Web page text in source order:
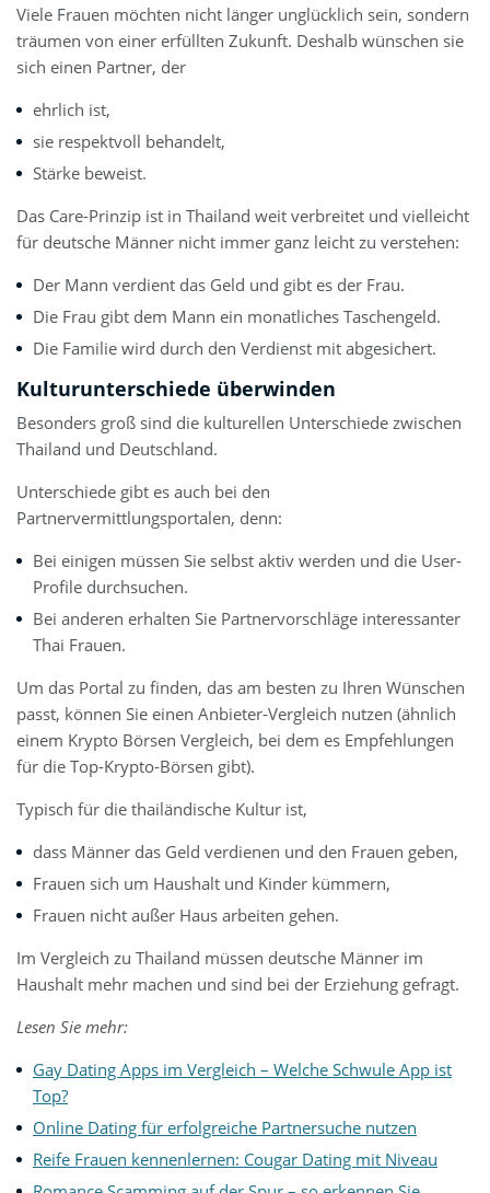
Viele Frauen möchten nicht länger unglücklich sein, sondern
träumen von einer erfüllten Zukunft. Deshalb wünschen sie
sich einen Partner, der
ehrlich ist,
sie respektvoll behandelt,
Stärke beweist.
Das Care-Prinzip ist in Thailand weit verbreitet und vielleicht
für deutsche Männer nicht immer ganz leicht zu verstehen:
Der Mann verdient das Geld und gibt es der Frau.
Die Frau gibt dem Mann ein monatliches Taschengeld.
Die Familie wird durch den Verdienst mit abgesichert.
Kulturunterschiede überwinden
Besonders groß sind die kulturellen Unterschiede zwischen
Thailand und Deutschland.
Unterschiede gibt es auch bei den
Partnervermittlungsportalen, denn:
Bei einigen müssen Sie selbst aktiv werden und die User-
Profile durchsuchen.
Bei anderen erhalten Sie Partnervorschläge interessanter
Thai Frauen.
Um das Portal zu finden, das am besten zu Ihren Wünschen
passt, können Sie einen Anbieter-Vergleich nutzen (ähnlich
einem Krypto Börsen Vergleich, bei dem es Empfehlungen
für die Top-Krypto-Börsen gibt).
Typisch für die thailändische Kultur ist,
dass Männer das Geld verdienen und den Frauen geben,
Frauen sich um Haushalt und Kinder kümmern,
Frauen nicht außer Haus arbeiten gehen.
Im Vergleich zu Thailand müssen deutsche Männer im
Haushalt mehr machen und sind bei der Erziehung gefragt.
Lesen Sie mehr:
Gay Dating Apps im Vergleich – Welche Schwule App ist
Top?
Online Dating für erfolgreiche Partnersuche nutzen
Reife Frauen kennenlernen: Cougar Dating mit Niveau